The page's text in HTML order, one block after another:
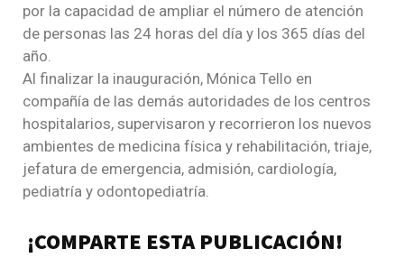
por la capacidad de ampliar el número de atención
de personas las 24 horas del día y los 365 días del
año.
Al finalizar la inauguración, Mónica Tello en
compañía de las demás autoridades de los centros
hospitalarios, supervisaron y recorrieron los nuevos
ambientes de medicina física y rehabilitación, triaje,
jefatura de emergencia, admisión, cardiología,
pediatría y odontopediatría.
¡COMPARTE ESTA PUBLICACIÓN!